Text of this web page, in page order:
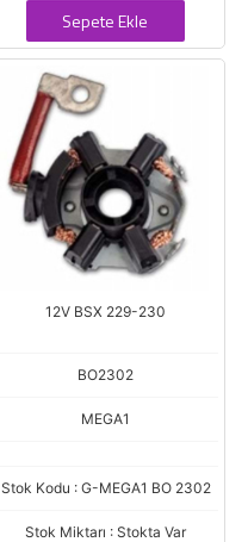
Sepete Ekle
12V BSX 229-230
BO2302
MEGA1
Stok Kodu : G-MEGA1 BO 2302
Stok Miktarı : Stokta Var